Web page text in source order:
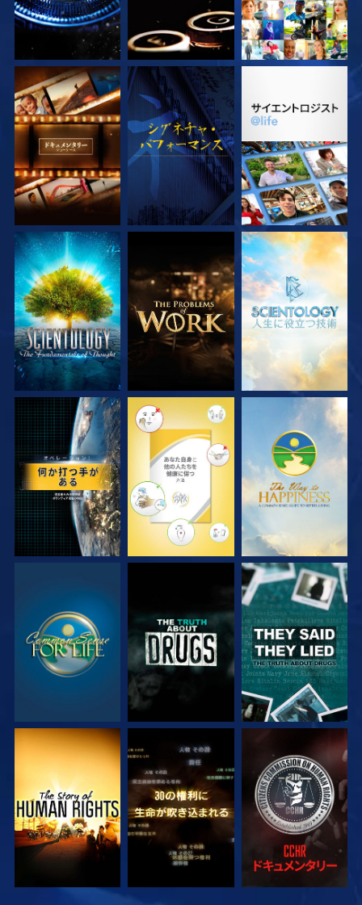
シリーズを探求 観る シリーズを探求
シリーズを探求 シリーズを探求 シリーズを探求
観る 観る 観る
観る 観る 観る
観る 観る 観る